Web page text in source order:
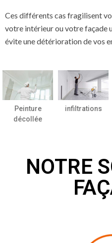
Ces différents cas fragilisent
votre intérieur ou votre façade
évite une détérioration de vos
Peinture
décollée
infiltrations
NOTRE